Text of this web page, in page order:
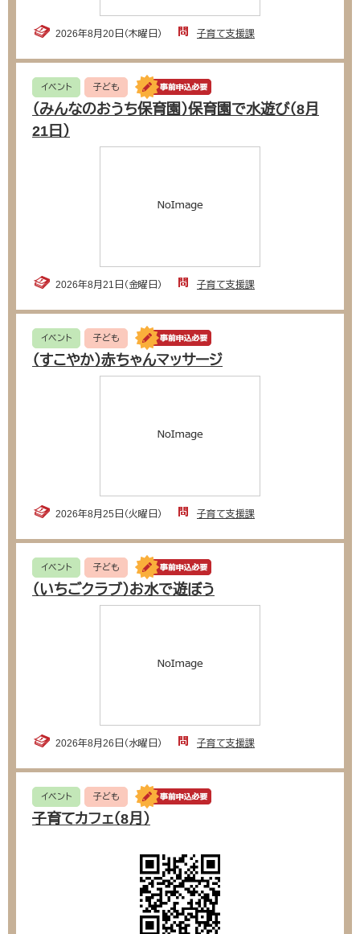
2026年8月20日（木曜日） 子育て支援課
イベント 子ども
（みんなのおうち保育園）保育園で水遊び（8月
21日）
2026年8月21日（金曜日） 子育て支援課
イベント 子ども
（すこやか）赤ちゃんマッサージ
2026年8月25日（火曜日） 子育て支援課
イベント 子ども
（いちごクラブ）お水で遊ぼう
2026年8月26日（水曜日） 子育て支援課
イベント 子ども
子育てカフェ（8月）